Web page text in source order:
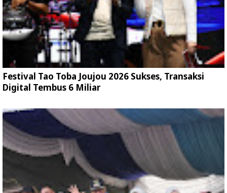
Festival Tao Toba Joujou 2026 Sukses, Transaksi
Digital Tembus 6 Miliar